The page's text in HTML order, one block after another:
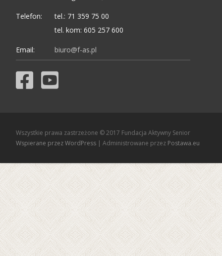
Telefon:
tel.: 71 359 75 00
tel. kom: 605 257 600
Email: biuro@f-as.pl
Wszystkie prawa zastrzeżone © 2017 Fundacja Aktywny Senior
Wspierane przez WordPress | Administrowane przez Postawa.eu